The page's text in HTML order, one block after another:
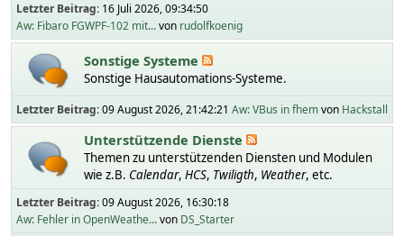
Letzter Beitrag: 16 Juli 2026, 09:34:50
Aw: Fibaro FGWPF-102 mit...von rudolfkoenig
Sonstige Systeme
Sonstige Hausautomations-Systeme.
Letzter Beitrag:09 August 2026, 21:42:21 Aw: VBus in fhemvon Hackstall
Unterstützende Dienste
Themen zu unterstützenden Diensten und Modulen
wie z.B. Calendar, HCS, Twiligth, Weather, etc.
Letzter Beitrag:09 August 2026, 16:30:18
Aw: Fehler in OpenWeathe...von DS_Starter